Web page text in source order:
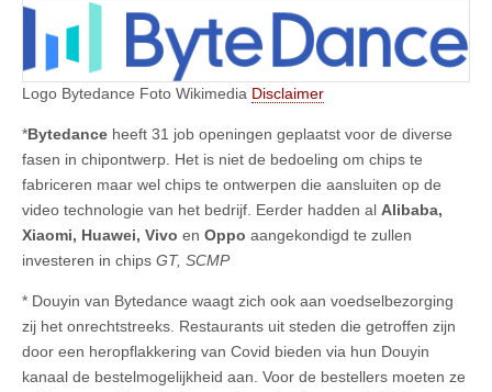
Logo Bytedance Foto Wikimedia Disclaimer
*Bytedance heeft 31 job openingen geplaatst voor de diverse
fasen in chipontwerp. Het is niet de bedoeling om chips te
fabriceren maar wel chips te ontwerpen die aansluiten op de
video technologie van het bedrijf. Eerder hadden al Alibaba,
Xiaomi, Huawei, Vivo en Oppo aangekondigd te zullen
investeren in chips GT, SCMP
* Douyin van Bytedance waagt zich ook aan voedselbezorging
zij het onrechtstreeks. Restaurants uit steden die getroffen zijn
door een heropflakkering van Covid bieden via hun Douyin
kanaal de bestelmogelijkheid aan. Voor de bestellers moeten ze